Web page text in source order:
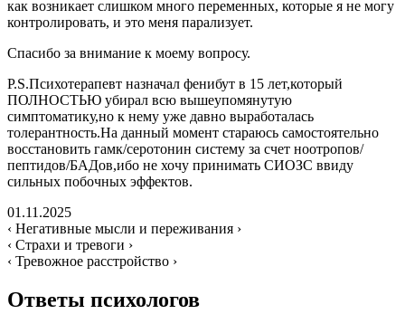
как возникает слишком много переменных, которые я не могу
контролировать, и это меня парализует.
Спасибо за внимание к моему вопросу.
P.S.Психотерапевт назначал фенибут в 15 лет,который
ПОЛНОСТЬЮ убирал всю вышеупомянутую
симптоматику,но к нему уже давно выработалась
толерантность.На данный момент стараюсь самостоятельно
восстановить гамк/серотонин систему за счет ноотропов/
пептидов/БАДов,ибо не хочу принимать СИОЗС ввиду
сильных побочных эффектов.
01.11.2025
‹ Негативные мысли и переживания ›
‹ Страхи и тревоги ›
‹ Тревожное расстройство ›
Ответы психологов